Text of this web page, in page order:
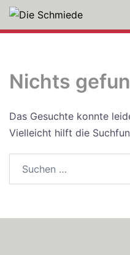
Zum
Nichts
Das Gesuchte konnte
Vielleicht hilft die